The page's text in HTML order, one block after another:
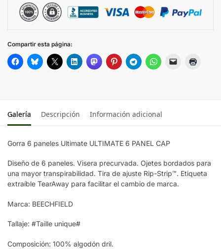
FRENCH NAVY
Compartir esta página:
Galería Descripción Información adicional
Gorra 6 paneles Ultimate ULTIMATE 6 PANEL CAP
Diseño de 6 paneles. Visera precurvada. Ojetes bordados para
una mayor transpirabilidad. Tira de ajuste Rip-Strip™. Etiqueta
extraíble TearAway para facilitar el cambio de marca.
Marca: BEECHFIELD
Tallaje: #Taille unique#
Composición: 100% algodón dril.